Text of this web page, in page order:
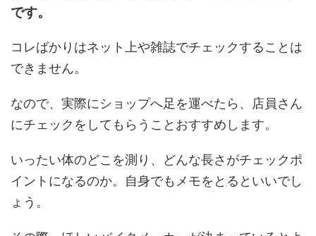
です。
コレばかりはネット上や雑誌でチェックすることは
できません。
なので、実際にショップへ足を運べたら、店員さん
にチェックをしてもらうことおすすめします。
いったい体のどこを測り、どんな長さがチェックポ
イントになるのか。自身でもメモをとるといいでし
ょう。